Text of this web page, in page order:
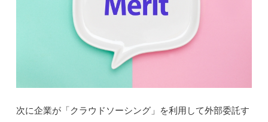
次に企業が「クラウドソーシング」を利用して外部委託す